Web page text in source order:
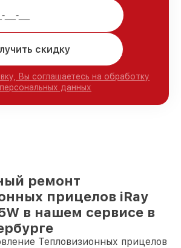
скидку
Вы соглашаетесь на обработку
персональных данных
ремонт
прицелов iRay
в нашем сервисе в
Тепловизионных прицелов